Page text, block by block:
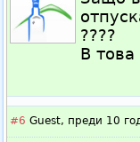
????
В
#6 Guest, преди 10